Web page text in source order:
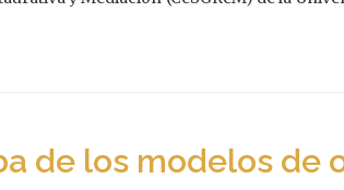
de los modelos de